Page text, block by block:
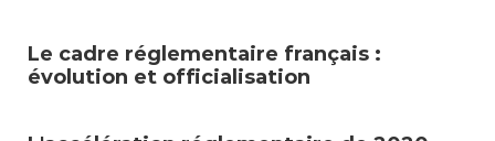
Le cadre réglementaire français :
évolution et officialisation